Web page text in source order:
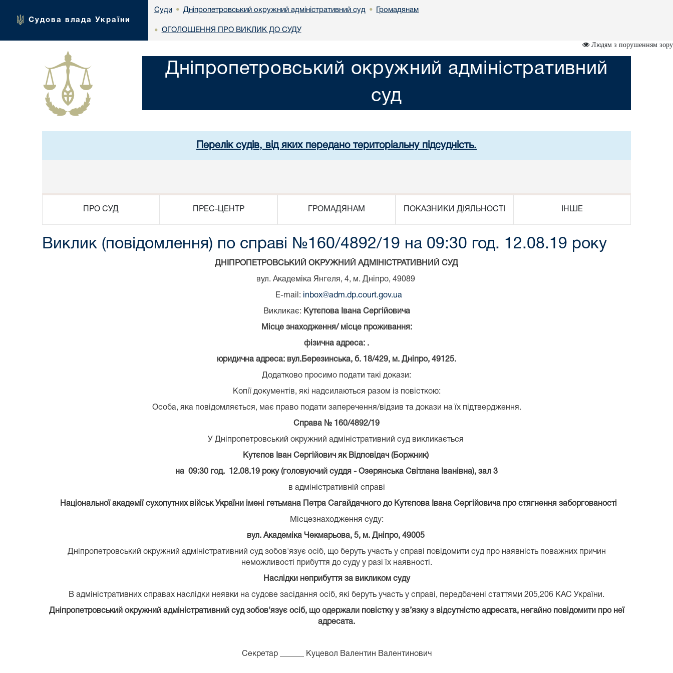
Судова влада України
Суди • Дніпропетровський окружний адміністративний суд • Громадянам
• ОГОЛОШЕННЯ ПРО ВИКЛИК ДО СУДУ
Людям з порушенням зору
Дніпропетровський окружний адміністративний
суд
Перелік судів, від яких передано територіальну підсудність.
ПРО СУД ПРЕС-ЦЕНТР ГРОМАДЯНАМ ПОКАЗНИКИ ДІЯЛЬНОСТІ ІНШЕ
Виклик (повідомлення) по справі №160/4892/19 на 09:30 год. 12.08.19 року
ДНІПРОПЕТРОВСЬКИЙ ОКРУЖНИЙ АДМІНІСТРАТИВНИЙ СУД
вул. Академіка Янгеля, 4, м. Дніпро, 49089
E-mail: inbox@adm.dp.court.gov.ua
Викликає: Кутєпова Івана Сергійовича
Місце знаходження/ місце проживання:
фізична адреса: .
юридична адреса: вул.Березинська, б. 18/429, м. Дніпро, 49125.
Додатково просимо подати такі докази:
Копії документів, які надсилаються разом із повісткою:
Особа, яка повідомляється, має право подати заперечення/відзив та докази на їх підтвердження.
Справа № 160/4892/19
У Дніпропетровський окружний адміністративний суд викликається
Кутєпов Іван Сергійович як Відповідач (Боржник)
на 09:30 год. 12.08.19 року (головуючий суддя - Озерянська Світлана Іванівна), зал 3
в адміністративній справі
Національної академії сухопутних військ України імені гетьмана Петра Сагайдачного до Кутєпова Івана Сергійовича про стягнення заборгованості
Місцезнаходження суду:
вул. Академіка Чекмарьова, 5, м. Дніпро, 49005
Дніпропетровський окружний адміністративний суд зобов'язує осіб, що беруть участь у справі повідомити суд про наявність поважних причин
неможливості прибуття до суду у разі їх наявності.
Наслідки неприбуття за викликом суду
В адміністративних справах наслідки неявки на судове засідання осіб, які беруть участь у справі, передбачені статтями 205,206 КАС України.
Дніпропетровський окружний адміністративний суд зобов'язує осіб, що одержали повістку у зв’язку з відсутністю адресата, негайно повідомити про неї
адресата.
Секретар ______ Куцевол Валентин Валентинович